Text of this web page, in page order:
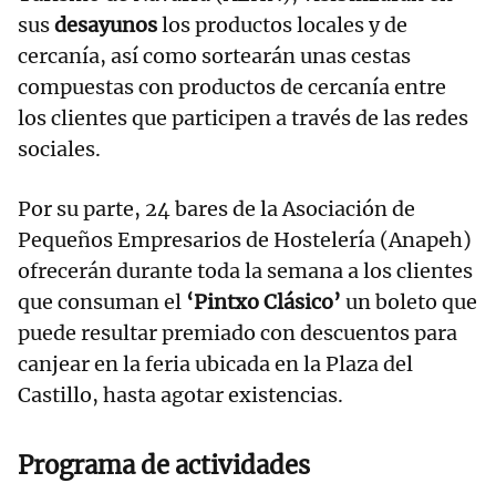
susdesayunoslos productos locales y de
cercanía, así como sortearán unas cestas
compuestas con productos de cercanía entre
los clientes que participen a través de las redes
sociales.
Por su parte, 24 bares de la Asociación de
Pequeños Empresarios de Hostelería (Anapeh)
ofrecerán durante toda la semana a los clientes
que consuman el ‘Pintxo Clásico’ un boleto que
puede resultar premiado con descuentos para
canjear en la feria ubicada en la Plaza del
Castillo, hasta agotar existencias.
Programa de actividades